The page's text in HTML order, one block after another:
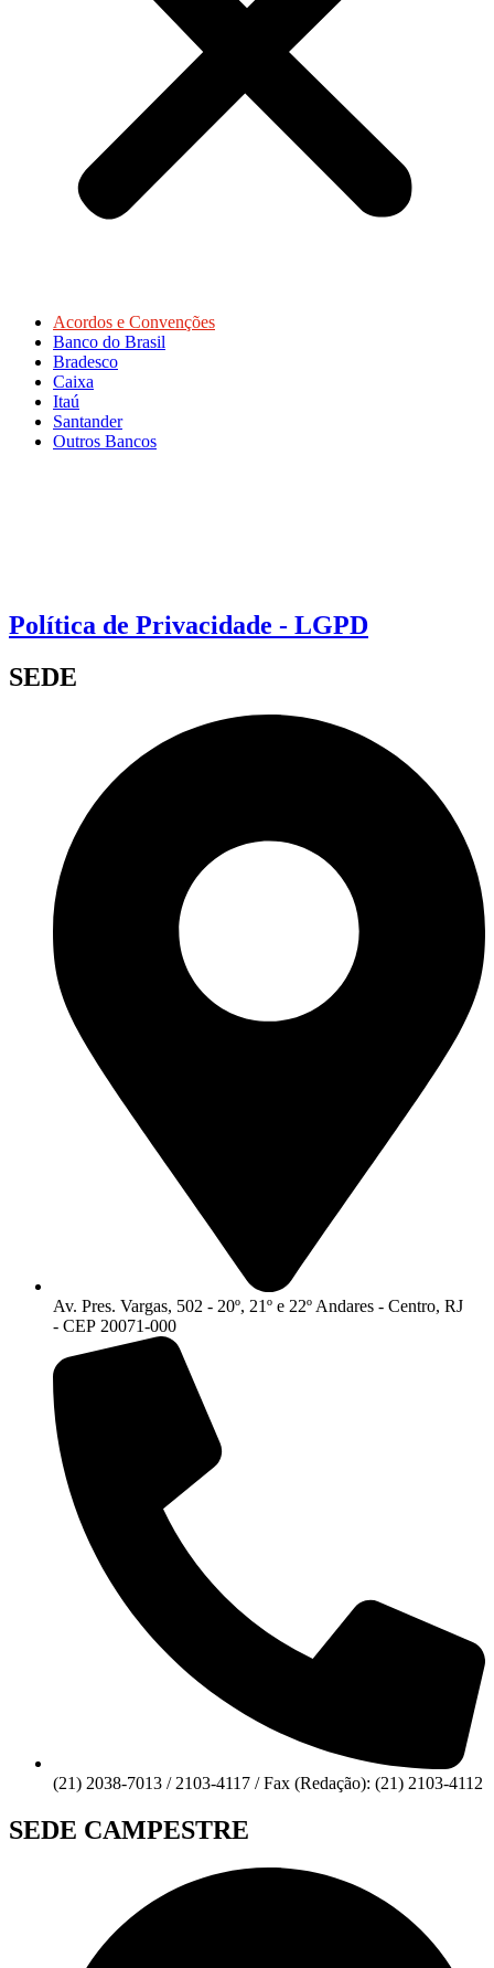
Acordos e Convenções
Banco do Brasil
Bradesco
Caixa
Itaú
Santander
Outros Bancos
Política de Privacidade - LGPD
SEDE
Av. Pres. Vargas, 502 - 20º, 21º e 22º Andares - Centro, RJ
- CEP 20071-000
(21) 2038-7013 / 2103-4117 / Fax (Redação): (21) 2103-4112
SEDE CAMPESTRE